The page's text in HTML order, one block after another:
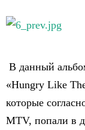
В данный
«Hungry Like
которые
MTV, попали в